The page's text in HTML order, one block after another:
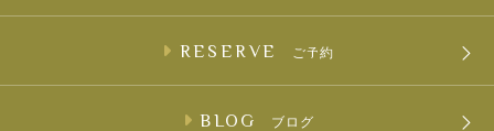
RESERVE ご予約
BLOG ブログ